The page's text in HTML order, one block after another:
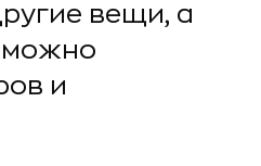
вещи, а
можно
и